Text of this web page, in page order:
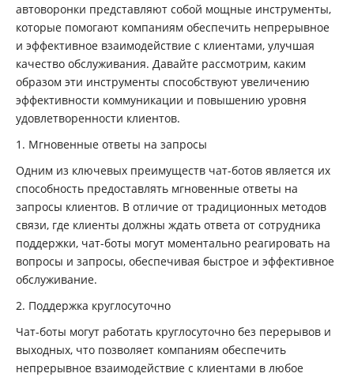
автоворонки представляют собой мощные инструменты,
которые помогают компаниям обеспечить непрерывное
и эффективное взаимодействие с клиентами, улучшая
качество обслуживания. Давайте рассмотрим, каким
образом эти инструменты способствуют увеличению
эффективности коммуникации и повышению уровня
удовлетворенности клиентов.
1. Мгновенные ответы на запросы
Одним из ключевых преимуществ чат-ботов является их
способность предоставлять мгновенные ответы на
запросы клиентов. В отличие от традиционных методов
связи, где клиенты должны ждать ответа от сотрудника
поддержки, чат-боты могут моментально реагировать на
вопросы и запросы, обеспечивая быстрое и эффективное
обслуживание.
2. Поддержка круглосуточно
Чат-боты могут работать круглосуточно без перерывов и
выходных, что позволяет компаниям обеспечить
непрерывное взаимодействие с клиентами в любое